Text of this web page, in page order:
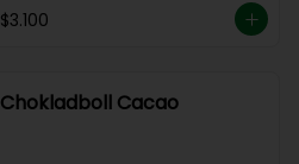
$3.100
Chokladboll Cacao